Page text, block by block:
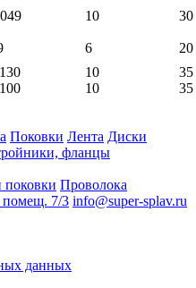
10 30
6
20
10
35
10 35
Поковки Лента Диски
фланцы
Проволока
помещ. 7/3 info@super-splav.ru
данных